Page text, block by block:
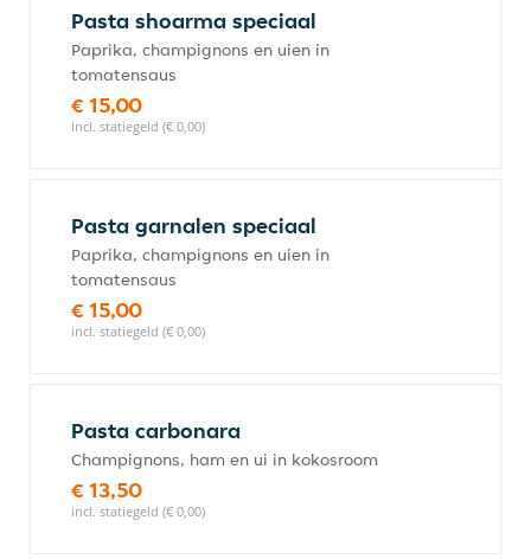
Pasta shoarma speciaal
Paprika, champignons en uien in
tomatensaus
€ 15,00
incl. statiegeld (€ 0,00)
Pasta garnalen speciaal
Paprika, champignons en uien in
tomatensaus
€ 15,00
incl. statiegeld (€ 0,00)
Pasta carbonara
Champignons, ham en ui in kokosroom
€ 13,50
incl. statiegeld (€ 0,00)